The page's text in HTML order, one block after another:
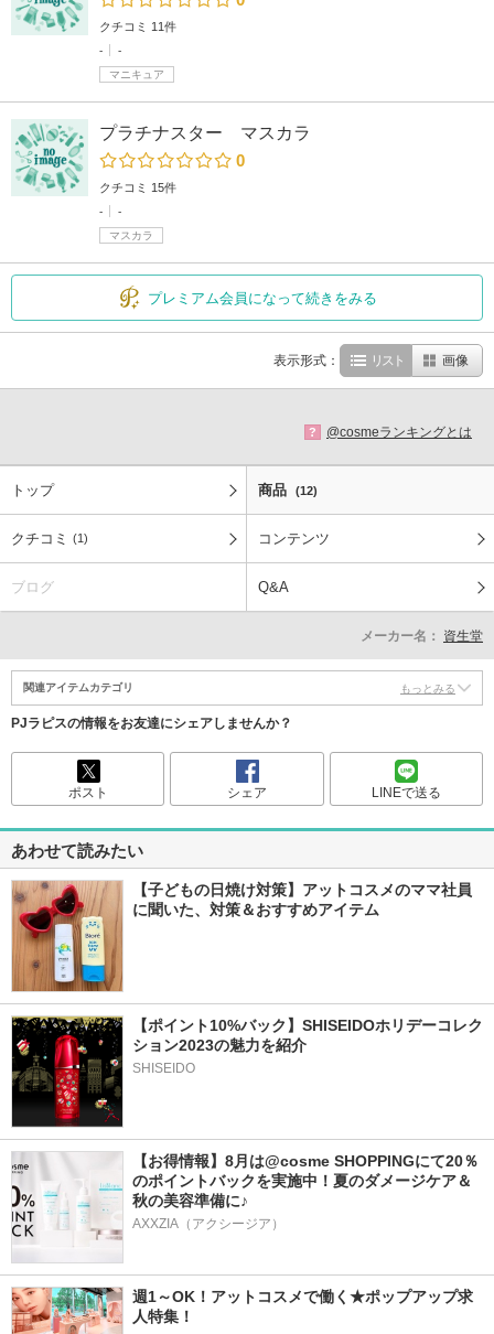
クチコミ 11件
-
-
マニキュア
プラチナスター マスカラ
0
クチコミ 15件
-
-
マスカラ
プレミアム会員になって続きをみる
表示形式： リスト 画像
? @cosmeランキングとは
トップ 商品 (12)
クチコミ (1) コンテンツ
ブログ Q&A
メーカー名： 資生堂
関連アイテムカテゴリ もっとみる
PJラピスの情報をお友達にシェアしませんか？
ポスト シェア LINEで送る
あわせて読みたい
【子どもの日焼け対策】アットコスメのママ社員
に聞いた、対策＆おすすめアイテム
【ポイント10%バック】SHISEIDOホリデーコレク
ション2023の魅力を紹介
SHISEIDO
【お得情報】8月は@cosme SHOPPINGにて20％
のポイントバックを実施中！夏のダメージケア＆
秋の美容準備に♪
AXXZIA（アクシージア）
週1～OK！アットコスメで働く★ポップアップ求
人特集！